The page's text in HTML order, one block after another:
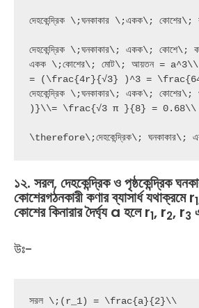
দেহকেন্দ্রিক \;ঘনকাকার \;একক\;
দেহকেন্দ্রিক \;ঘনকাকার\; একক\;
একক \;কোশের\; মোট\; আয়তন = a^3\\
= (\frac{4r}{√3} )^3 =
দেহকেন্দ্রিক \;ঘনকাকার\; একক\;
)}\\= \frac{√3 π }{8} = 0.68\\
\therefore\;দেহকেন্দ্রিক\;
১২. সরল,দেহকেন্দ্রিকওপৃষ্ঠকেন্দ্রিক
কোশেরগঠনকারীকণারব্যাসার্ধযথাক্রমেr1
কোশেরকিনারারদৈর্ঘ্যa হলেr1, r2, r3
উঃ-
সরল \;(r_1) = \frac{a}{2}\\